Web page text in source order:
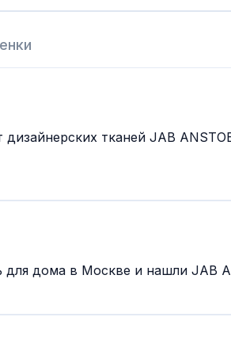
дизайнерских тканей JAB
для дома в Москве и нашли JAB